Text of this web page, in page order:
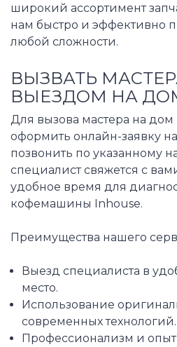
широкий ассортимент
нам быстро и эффективно
любой сложности.
ВЫЗВАТЬ
ВЫЕЗДОМ НА
Для вызова мастера на дом
оформить онлайн-заявку
позвонить по указанному
специалист свяжется с
удобное время для
кофемашины Inhouse.
Преимущества нашего
Выезд специалиста в
место.
Использование
современных технологий.
Профессионализм и